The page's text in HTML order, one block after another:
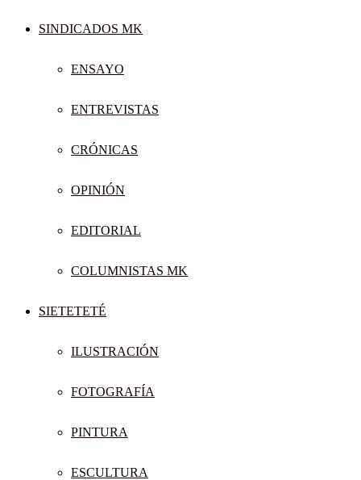
SINDICADOS MK
ENSAYO
ENTREVISTAS
CRÓNICAS
OPINIÓN
EDITORIAL
COLUMNISTAS MK
SIETETETÉ
ILUSTRACIÓN
FOTOGRAFÍA
PINTURA
ESCULTURA